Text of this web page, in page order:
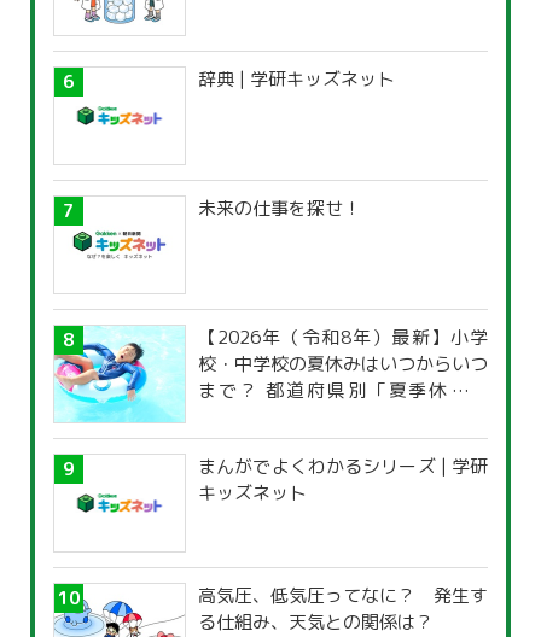
辞典 | 学研キッズネット
未来の仕事を探せ！
【2026年（令和8年）最新】小学
校・中学校の夏休みはいつからいつ
まで？ 都道府県別「夏季休暇一
まんがでよくわかるシリーズ | 学研
キッズネット
高気圧、低気圧ってなに？ 発生す
る仕組み、天気との関係は？